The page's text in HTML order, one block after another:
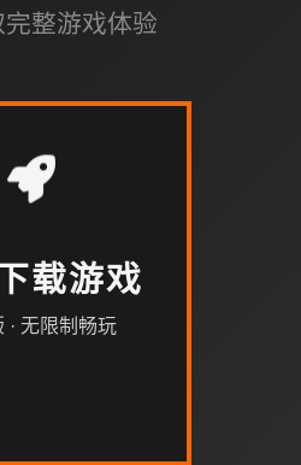
完整游戏体验
载游戏
· 无限制畅玩